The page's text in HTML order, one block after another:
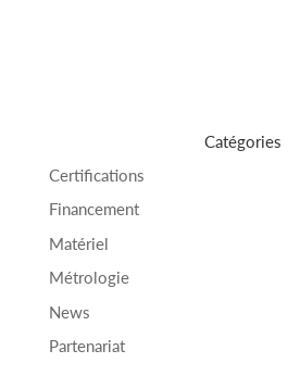
Catégories
Certifications
Financement
Matériel
Métrologie
News
Partenariat